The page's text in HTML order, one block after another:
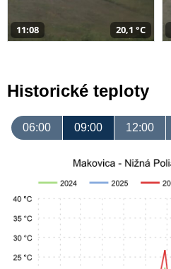
11:08 20,1 °C
Historické teploty
06:00 09:00 12:00